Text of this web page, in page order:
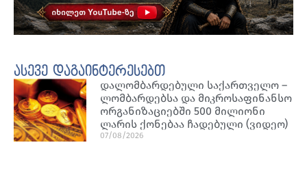
ასევე დაგაინტერესებთ
დალომბარდებული საქართველო –
ლომბარდებსა და მიკროსაფინანსო
ორგანიზაციებში 500 მილიონი
ლარის ქონებაა ჩადებული (ვიდეო)
07/08/2026